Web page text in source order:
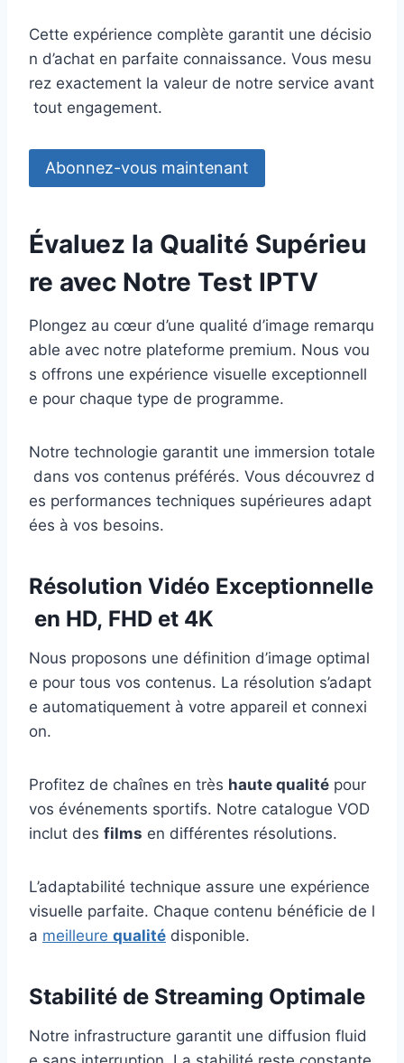
Cette expérience complète garantit une décisio
n d’achat en parfaite connaissance. Vous mesu
rez exactement la valeur de notre service avant
tout engagement.
Abonnez-vous maintenant
Évaluez la Qualité Supérieu
re avec Notre Test IPTV
Plongez au cœur d’une qualité d’image remarqu
able avec notre plateforme premium. Nous vou
s offrons une expérience visuelle exceptionnell
e pour chaque type de programme.
Notre technologie garantit une immersion totale
dans vos contenus préférés. Vous découvrez d
es performances techniques supérieures adapt
ées à vos besoins.
Résolution Vidéo Exceptionnelle
en HD, FHD et 4K
Nous proposons une définition d’image optimal
e pour tous vos contenus. La résolution s’adapt
e automatiquement à votre appareil et connexi
on.
Profitez de chaînes en très haute qualité pour
vos événements sportifs. Notre catalogue VOD
inclut des films en différentes résolutions.
L’adaptabilité technique assure une expérience
visuelle parfaite. Chaque contenu bénéficie de l
a meilleure qualité disponible.
Stabilité de Streaming Optimale
Notre infrastructure garantit une diffusion fluid